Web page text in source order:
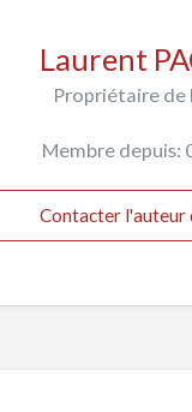
Laurent
Propriétaire de
Membre depuis:
Contacter l'auteur